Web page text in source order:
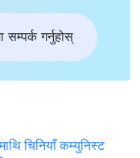
गर्नुहोस्
चिनियाँ कम्युनिस्ट